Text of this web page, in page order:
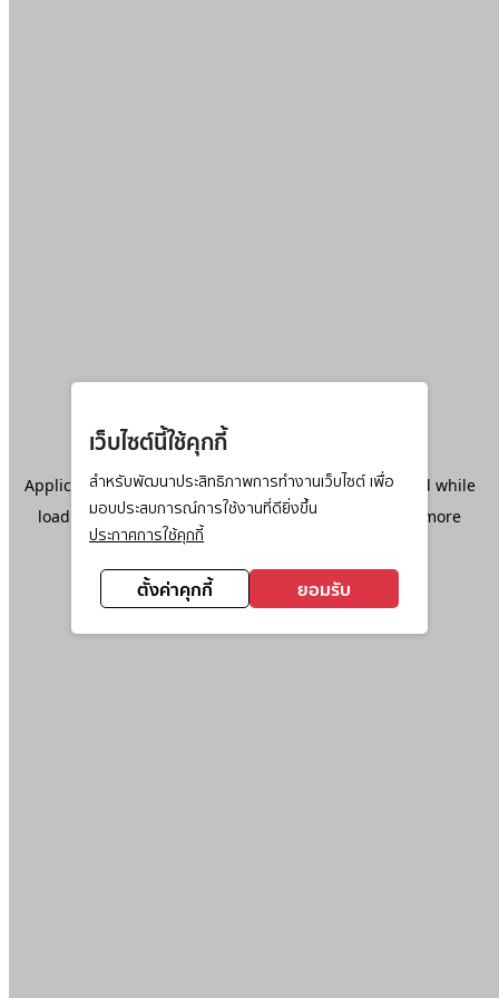
เว็บไซต์นี้ใช้คุกกี้
สำหรับพัฒนาประสิทธิภาพการทำงานเว็บไซต์ เพื่อ
มอบประสบการณ์การใช้งานที่ดียิ่งขึ้น
ประกาศการใช้คุกกี้
ตั้งค่าคุกกี้ ยอมรับ
Application error: aclient-side exception has occurred while
loadingwww.ktc.co.th(see the browser console
for more
information).